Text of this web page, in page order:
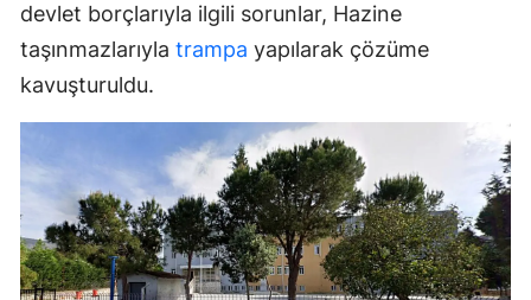
devlet borçlarıyla ilgili sorunlar, Hazine
taşınmazlarıyla trampa yapılarak çözüme
kavuşturuldu.